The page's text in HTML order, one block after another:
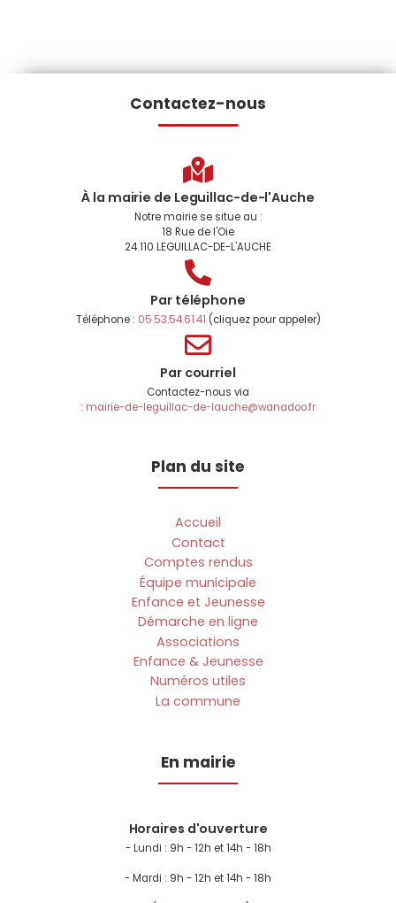
Contactez-nous
À la mairie de Leguillac-de-l'Auche
Notre mairie se situe au :
18 Rue de l'Oie
24 110 LEGUILLAC-DE-L'AUCHE
Par téléphone
Téléphone : 05.53.54.61.41 (cliquez pour appeler)
Par courriel
Contactez-nous via
: mairie-de-leguillac-de-lauche@wanadoo.fr
Plan du site
Accueil
Contact
Comptes rendus
Équipe municipale
Enfance et Jeunesse
Démarche en ligne
Associations
Enfance & Jeunesse
Numéros utiles
La commune
En mairie
Horaires d'ouverture
- Lundi : 9h - 12h et 14h - 18h
- Mardi : 9h - 12h et 14h - 18h